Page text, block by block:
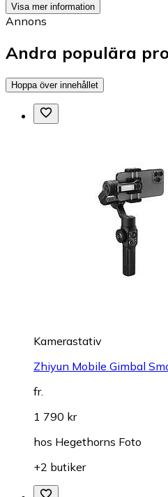
Visa mer information
Annons
Andra populära
Hoppa över innehållet
Kamerastativ
Zhiyun Mobile Gimbal
fr.
1 790 kr
hos Hegethorns Foto
+2 butiker